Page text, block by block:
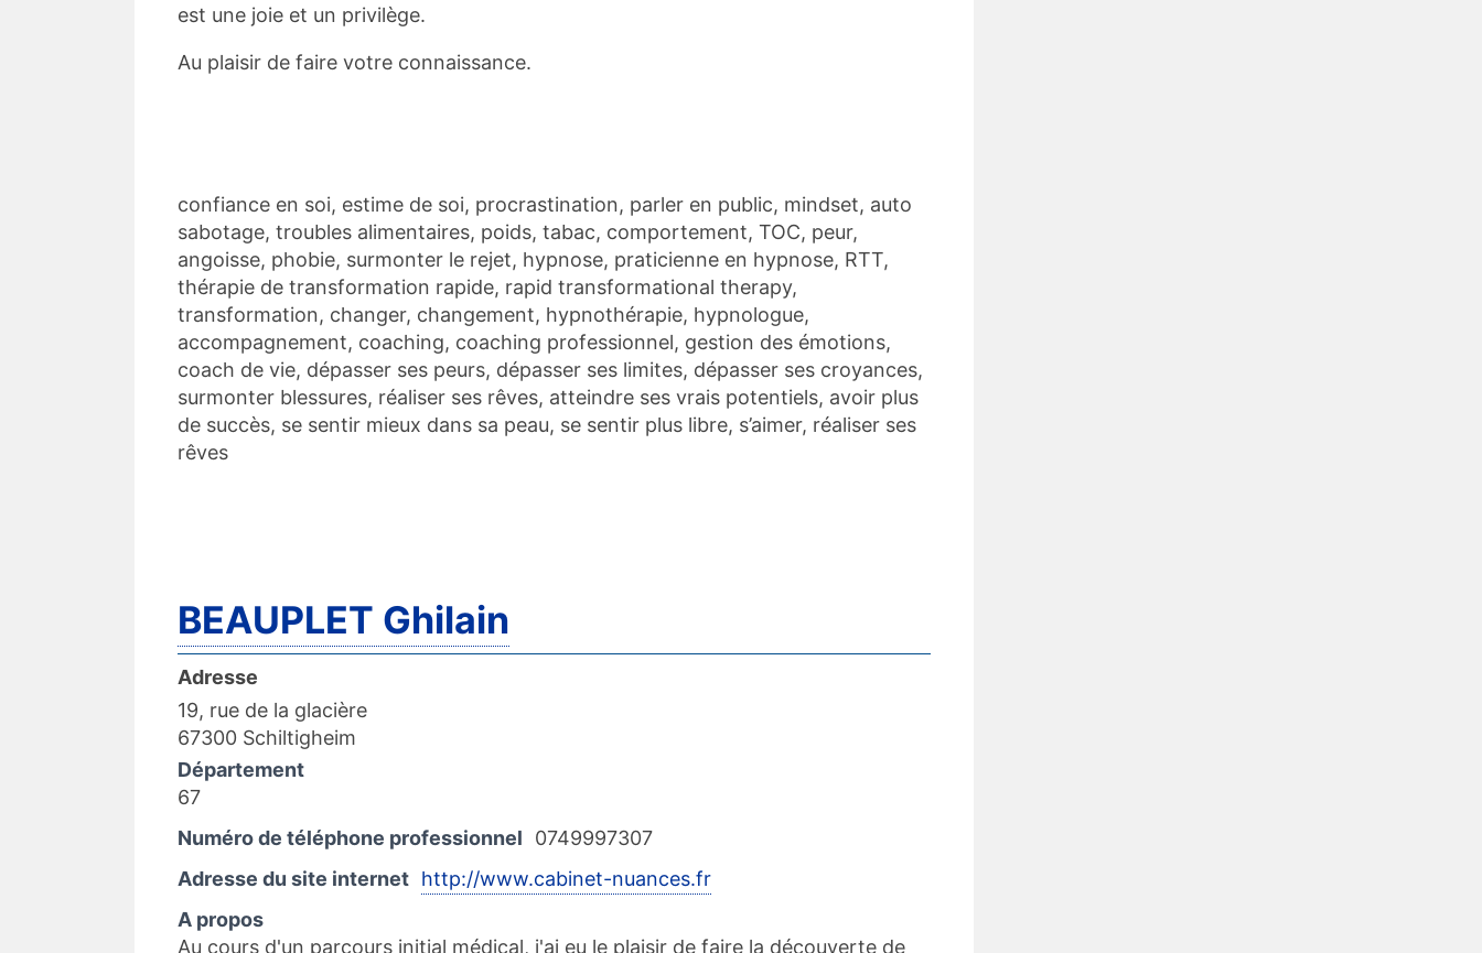
est une joie et un privilège.
Au plaisir de faire votre connaissance.
confiance en soi, estime de soi, procrastination, parler en public, mindset, auto
sabotage, troubles alimentaires, poids, tabac, comportement, TOC, peur,
angoisse, phobie, surmonter le rejet, hypnose, praticienne en hypnose, RTT,
thérapie de transformation rapide, rapid transformational therapy,
transformation, changer, changement, hypnothérapie, hypnologue,
accompagnement, coaching, coaching professionnel, gestion des émotions,
coach de vie, dépasser ses peurs, dépasser ses limites, dépasser ses croyances,
surmonter blessures, réaliser ses rêves, atteindre ses vrais potentiels, avoir plus
de succès, se sentir mieux dans sa peau, se sentir plus libre, s’aimer, réaliser ses
rêves
BEAUPLET Ghilain
Adresse
19, rue de la glacière
67300 Schiltigheim
Département
67
Numéro de téléphone professionnel
0749997307
Adresse du site internet http://www.cabinet-nuances.fr
A propos
Au cours d'un parcours initial médical, j'ai eu le plaisir de faire la découverte de